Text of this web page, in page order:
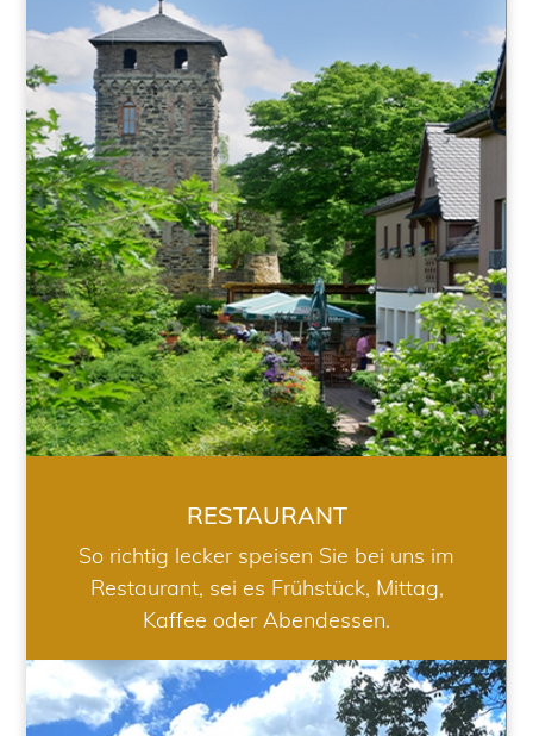
RESTAURANT
RESTAURANT
So richtig lecker speisen Sie bei uns im
Restaurant, sei es Frühstück, Mittag,
Kaffee oder Abendessen.